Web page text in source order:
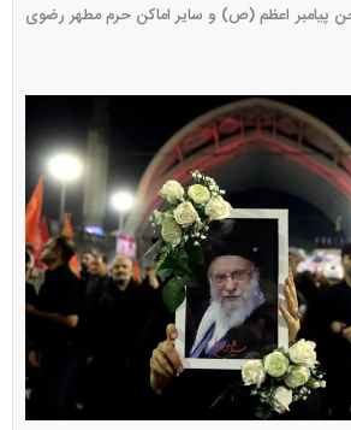
پیامبر اعظم (ص) و سایر اماکن حرم مطهر رضوی